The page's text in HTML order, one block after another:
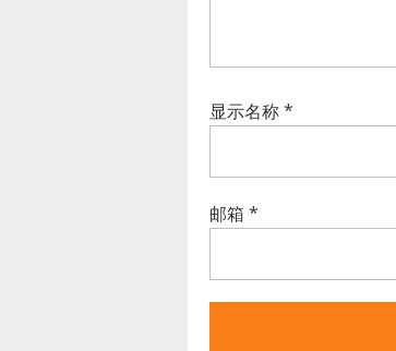
显示名称*
邮箱 *